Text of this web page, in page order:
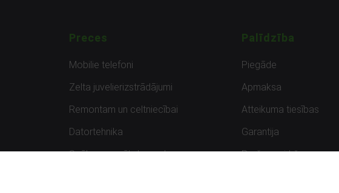
Preces
Mobilie telefoni
Zelta juvelierizstrādājumi
Remontam un celtniecībai
Datortehnika
Spēles un spēļu konsoles
Palīdzība
Piegāde
Apmaksa
Atteikuma tiesības
Garantija
Preču uzpirkšana